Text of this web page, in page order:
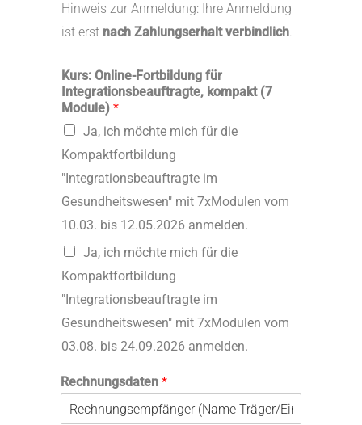
Hinweis zur Anmeldung: Ihre Anmeldung
ist erst nach Zahlungserhalt verbindlich.
Kurs: Online-Fortbildung für
Integrationsbeauftragte, kompakt (7
Module) *
Ja, ich möchte mich für die
Kompaktfortbildung
"Integrationsbeauftragte im
Gesundheitswesen" mit 7xModulen vom
10.03. bis 12.05.2026 anmelden.
Ja, ich möchte mich für die
Kompaktfortbildung
"Integrationsbeauftragte im
Gesundheitswesen" mit 7xModulen vom
03.08. bis 24.09.2026 anmelden.
Rechnungsdaten *